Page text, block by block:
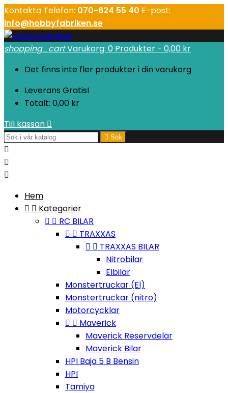
Kontakta Telefon: 070-624 55 40 E-post:
info@hobbyfabriken.se
shopping_cartVarukorg: 0 Produkter - 0,00 kr
Det finns inte fler produkter i din varukorg
Leverans Gratis!
Totalt: 0,00 kr
Till kassan 
 Sök



Hem
  Kategorier
  RC BILAR
  TRAXXAS
  TRAXXAS BILAR
Nitrobilar
Elbilar
Monstertruckar (El)
Monstertruckar (nitro)
Motorcycklar
  Maverick
Maverick Reservdelar
Maverick Bilar
HPI Baja 5 B Bensin
HPI
Tamiya